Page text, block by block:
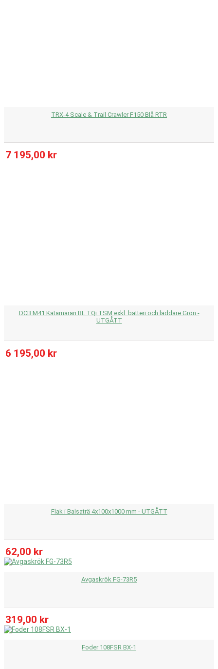
TRX-4 Scale & Trail Crawler F150 Blå RTR
7 195,00 kr
DCB M41 Katamaran BL TQi TSM exkl. batteri och laddare Grön -
UTGÅTT
6 195,00 kr
Flak i Balsaträ 4x100x1000 mm - UTGÅTT
62,00 kr
Avgaskrök FG-73R5
319,00 kr
Foder 108FSR BX-1